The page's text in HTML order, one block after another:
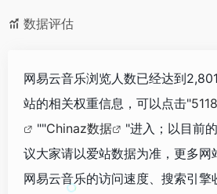
数据评估
网易云音乐浏览人数已经达到
站的相关权重信息，可以点击"
""Chinaz数据
"进入；以目前
议大家请以爱站数据为准，更多网
网易云音乐的访问速度、搜索引擎